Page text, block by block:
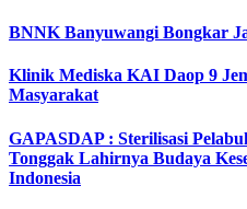
BNNK Banyuwangi Bongkar
Klinik Mediska KAI Daop 9
Masyarakat
GAPASDAP : Sterilisasi
Tonggak Lahirnya Budaya
Indonesia